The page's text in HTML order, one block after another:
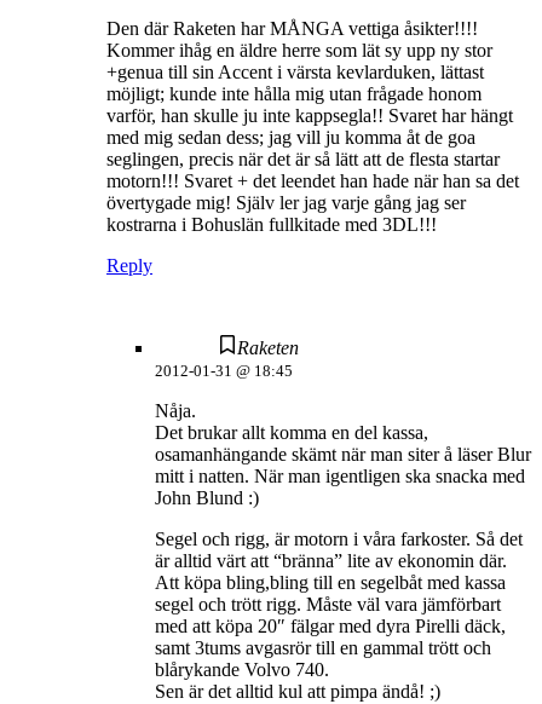
Den där Raketen har MÅNGA vettiga åsikter!!!!
Kommer ihåg en äldre herre som lät sy upp ny stor
+genua till sin Accent i värsta kevlarduken, lättast
möjligt; kunde inte hålla mig utan frågade honom
varför, han skulle ju inte kappsegla!! Svaret har hängt
med mig sedan dess; jag vill ju komma åt de goa
seglingen, precis när det är så lätt att de flesta startar
motorn!!! Svaret + det leendet han hade när han sa det
övertygade mig! Själv ler jag varje gång jag ser
kostrarna i Bohuslän fullkitade med 3DL!!!
Reply
Raketen
2012-01-31 @ 18:45
Nåja.
Det brukar allt komma en del kassa,
osamanhängande skämt när man siter å läser Blur
mitt i natten. När man igentligen ska snacka med
John Blund :)
Segel och rigg, är motorn i våra farkoster. Så det
är alltid värt att “bränna” lite av ekonomin där.
Att köpa bling,bling till en segelbåt med kassa
segel och trött rigg. Måste väl vara jämförbart
med att köpa 20″ fälgar med dyra Pirelli däck,
samt 3tums avgasrör till en gammal trött och
blårykande Volvo 740.
Sen är det alltid kul att pimpa ändå! ;)